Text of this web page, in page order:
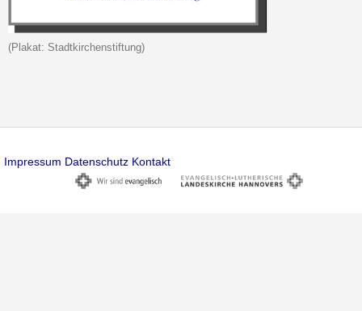
(Plakat: Stadtkirchenstiftung)
Impressum Datenschutz Kontakt